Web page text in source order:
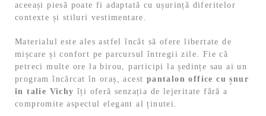
aceeași piesă poate fi adaptată cu ușurință diferitelor
contexte și stiluri vestimentare.
Materialul este ales astfel încât să ofere libertate de
mișcare și confort pe parcursul întregii zile. Fie că
petreci multe ore la birou, participi la ședințe sau ai un
program încărcat în oraș, acest pantalon office cu șnur
în talie Vichy îți oferă senzația de lejeritate fără a
compromite aspectul elegant al ținutei.